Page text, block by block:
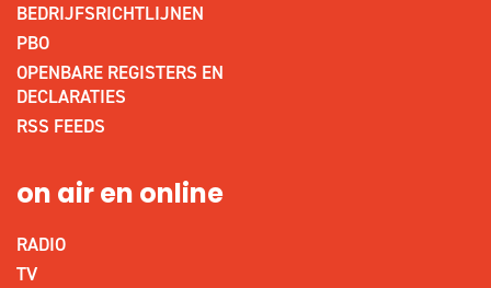
BEDRIJFSRICHTLIJNEN
PBO
OPENBARE REGISTERS EN
DECLARATIES
RSS FEEDS
on air en online
RADIO
TV